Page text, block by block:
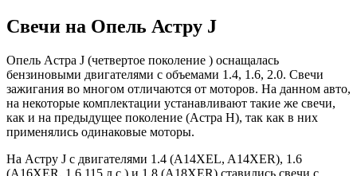
Свечи на Опель Астру J
Опель Астра J (четвертое поколение ) оснащалась
бензиновыми двигателями с объемами 1.4, 1.6, 2.0. Свечи
зажигания во многом отличаются от моторов. На данном авто,
на некоторые комплектации устанавливают такие же свечи,
как и на предыдущее поколение (Астра H), так как в них
применялись одинаковые моторы.
На Астру J с двигателями 1.4 (A14XEL, A14XER), 1.6
(A16XER, 1.6 115 л.с.) и 1.8 (A18XER) ставились свечи с